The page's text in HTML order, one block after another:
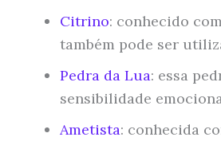
Citrino: conhecido
também pode ser
Pedra da Lua: essa
sensibilidade
Ametista: conhecida